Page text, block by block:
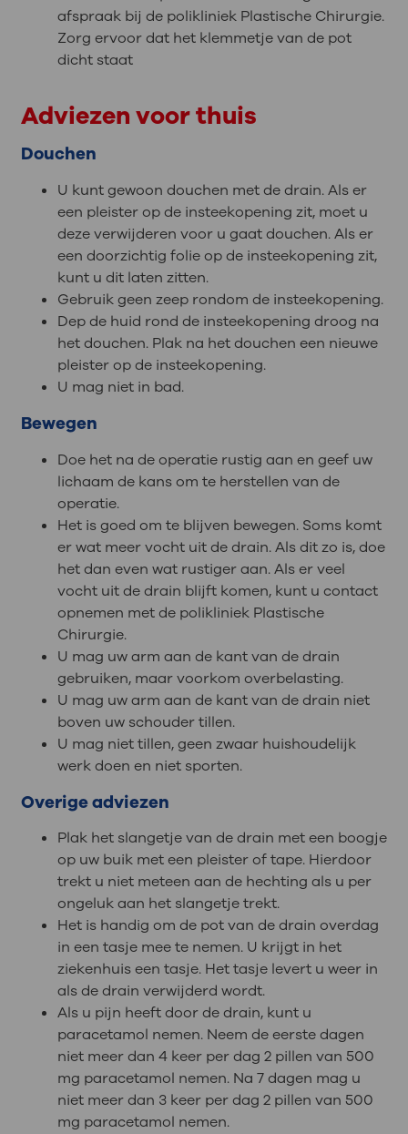
afspraak bij de polikliniek Plastische Chirurgie.
Zorg ervoor dat het klemmetje van de pot
dicht staat
Adviezen voor thuis
Douchen
U kunt gewoon douchen met de drain. Als er
een pleister op de insteekopening zit, moet u
deze verwijderen voor u gaat douchen. Als er
een doorzichtig folie op de insteekopening zit,
kunt u dit laten zitten.
Gebruik geen zeep rondom de insteekopening.
Dep de huid rond de insteekopening droog na
het douchen. Plak na het douchen een nieuwe
pleister op de insteekopening.
U mag niet in bad.
Bewegen
Doe het na de operatie rustig aan en geef uw
lichaam de kans om te herstellen van de
operatie.
Het is goed om te blijven bewegen. Soms komt
er wat meer vocht uit de drain. Als dit zo is, doe
het dan even wat rustiger aan. Als er veel
vocht uit de drain blijft komen, kunt u contact
opnemen met de polikliniek Plastische
Chirurgie.
U mag uw arm aan de kant van de drain
gebruiken, maar voorkom overbelasting.
U mag uw arm aan de kant van de drain niet
boven uw schouder tillen.
U mag niet tillen, geen zwaar huishoudelijk
werk doen en niet sporten.
Overige adviezen
Plak het slangetje van de drain met een boogje
op uw buik met een pleister of tape. Hierdoor
trekt u niet meteen aan de hechting als u per
ongeluk aan het slangetje trekt.
Het is handig om de pot van de drain overdag
in een tasje mee te nemen. U krijgt in het
ziekenhuis een tasje. Het tasje levert u weer in
als de drain verwijderd wordt.
Als u pijn heeft door de drain, kunt u
paracetamol nemen. Neem de eerste dagen
niet meer dan 4 keer per dag 2 pillen van 500
mg paracetamol nemen. Na 7 dagen mag u
niet meer dan 3 keer per dag 2 pillen van 500
mg paracetamol nemen.